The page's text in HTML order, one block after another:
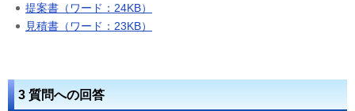
提案書（ワード：24KB）
見積書（ワード：23KB）
3 質問への回答